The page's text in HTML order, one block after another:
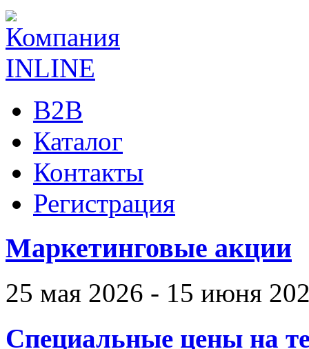
B2B
Каталог
Контакты
Регистрация
Маркетинговые акции
25 мая 2026 - 15 июня
Специальные цены на